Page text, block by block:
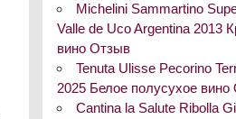
Michelini Sammartino
Valle de Uco Argentina 2013
вино Отзыв
Tenuta Ulisse Pecorino
2025 Белое полусухое вино
Cantina la Salute Ribolla